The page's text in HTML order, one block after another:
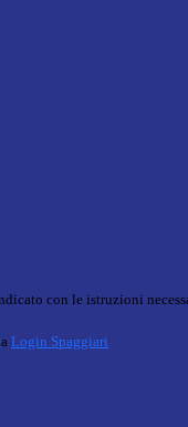
con le istruzioni
Login Spaggiari